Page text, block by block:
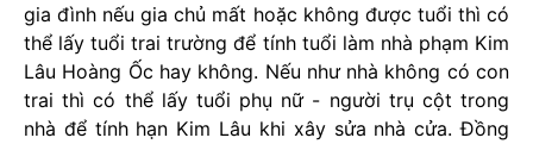
gia đình nếu gia chủ mất hoặc không được tuổi thì có
thể lấy tuổi trai trường để tính tuổi làm nhà phạm Kim
Lâu Hoàng Ốc hay không. Nếu như nhà không có con
trai thì có thể lấy tuổi phụ nữ - người trụ cột trong
nhà để tính hạn Kim Lâu khi xây sửa nhà cửa. Đồng